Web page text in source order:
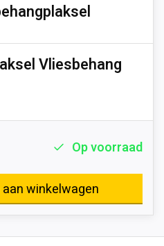
Vliesbehang
Op voorraad
winkelwagen